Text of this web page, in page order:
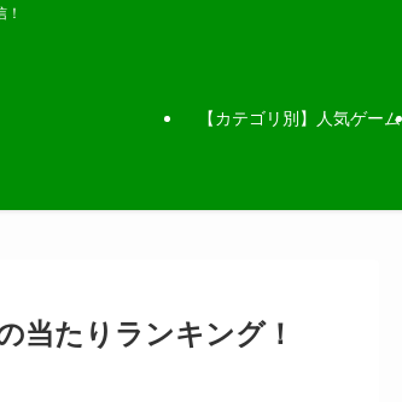
【カテゴリ別】人気ゲーム
当たりランキング！